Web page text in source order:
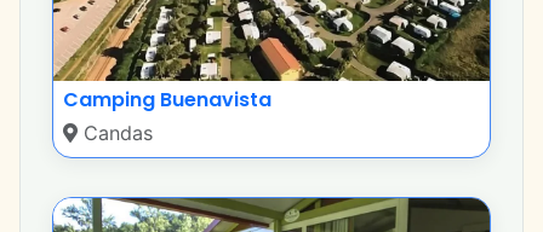
Camping Buenavista
Candas